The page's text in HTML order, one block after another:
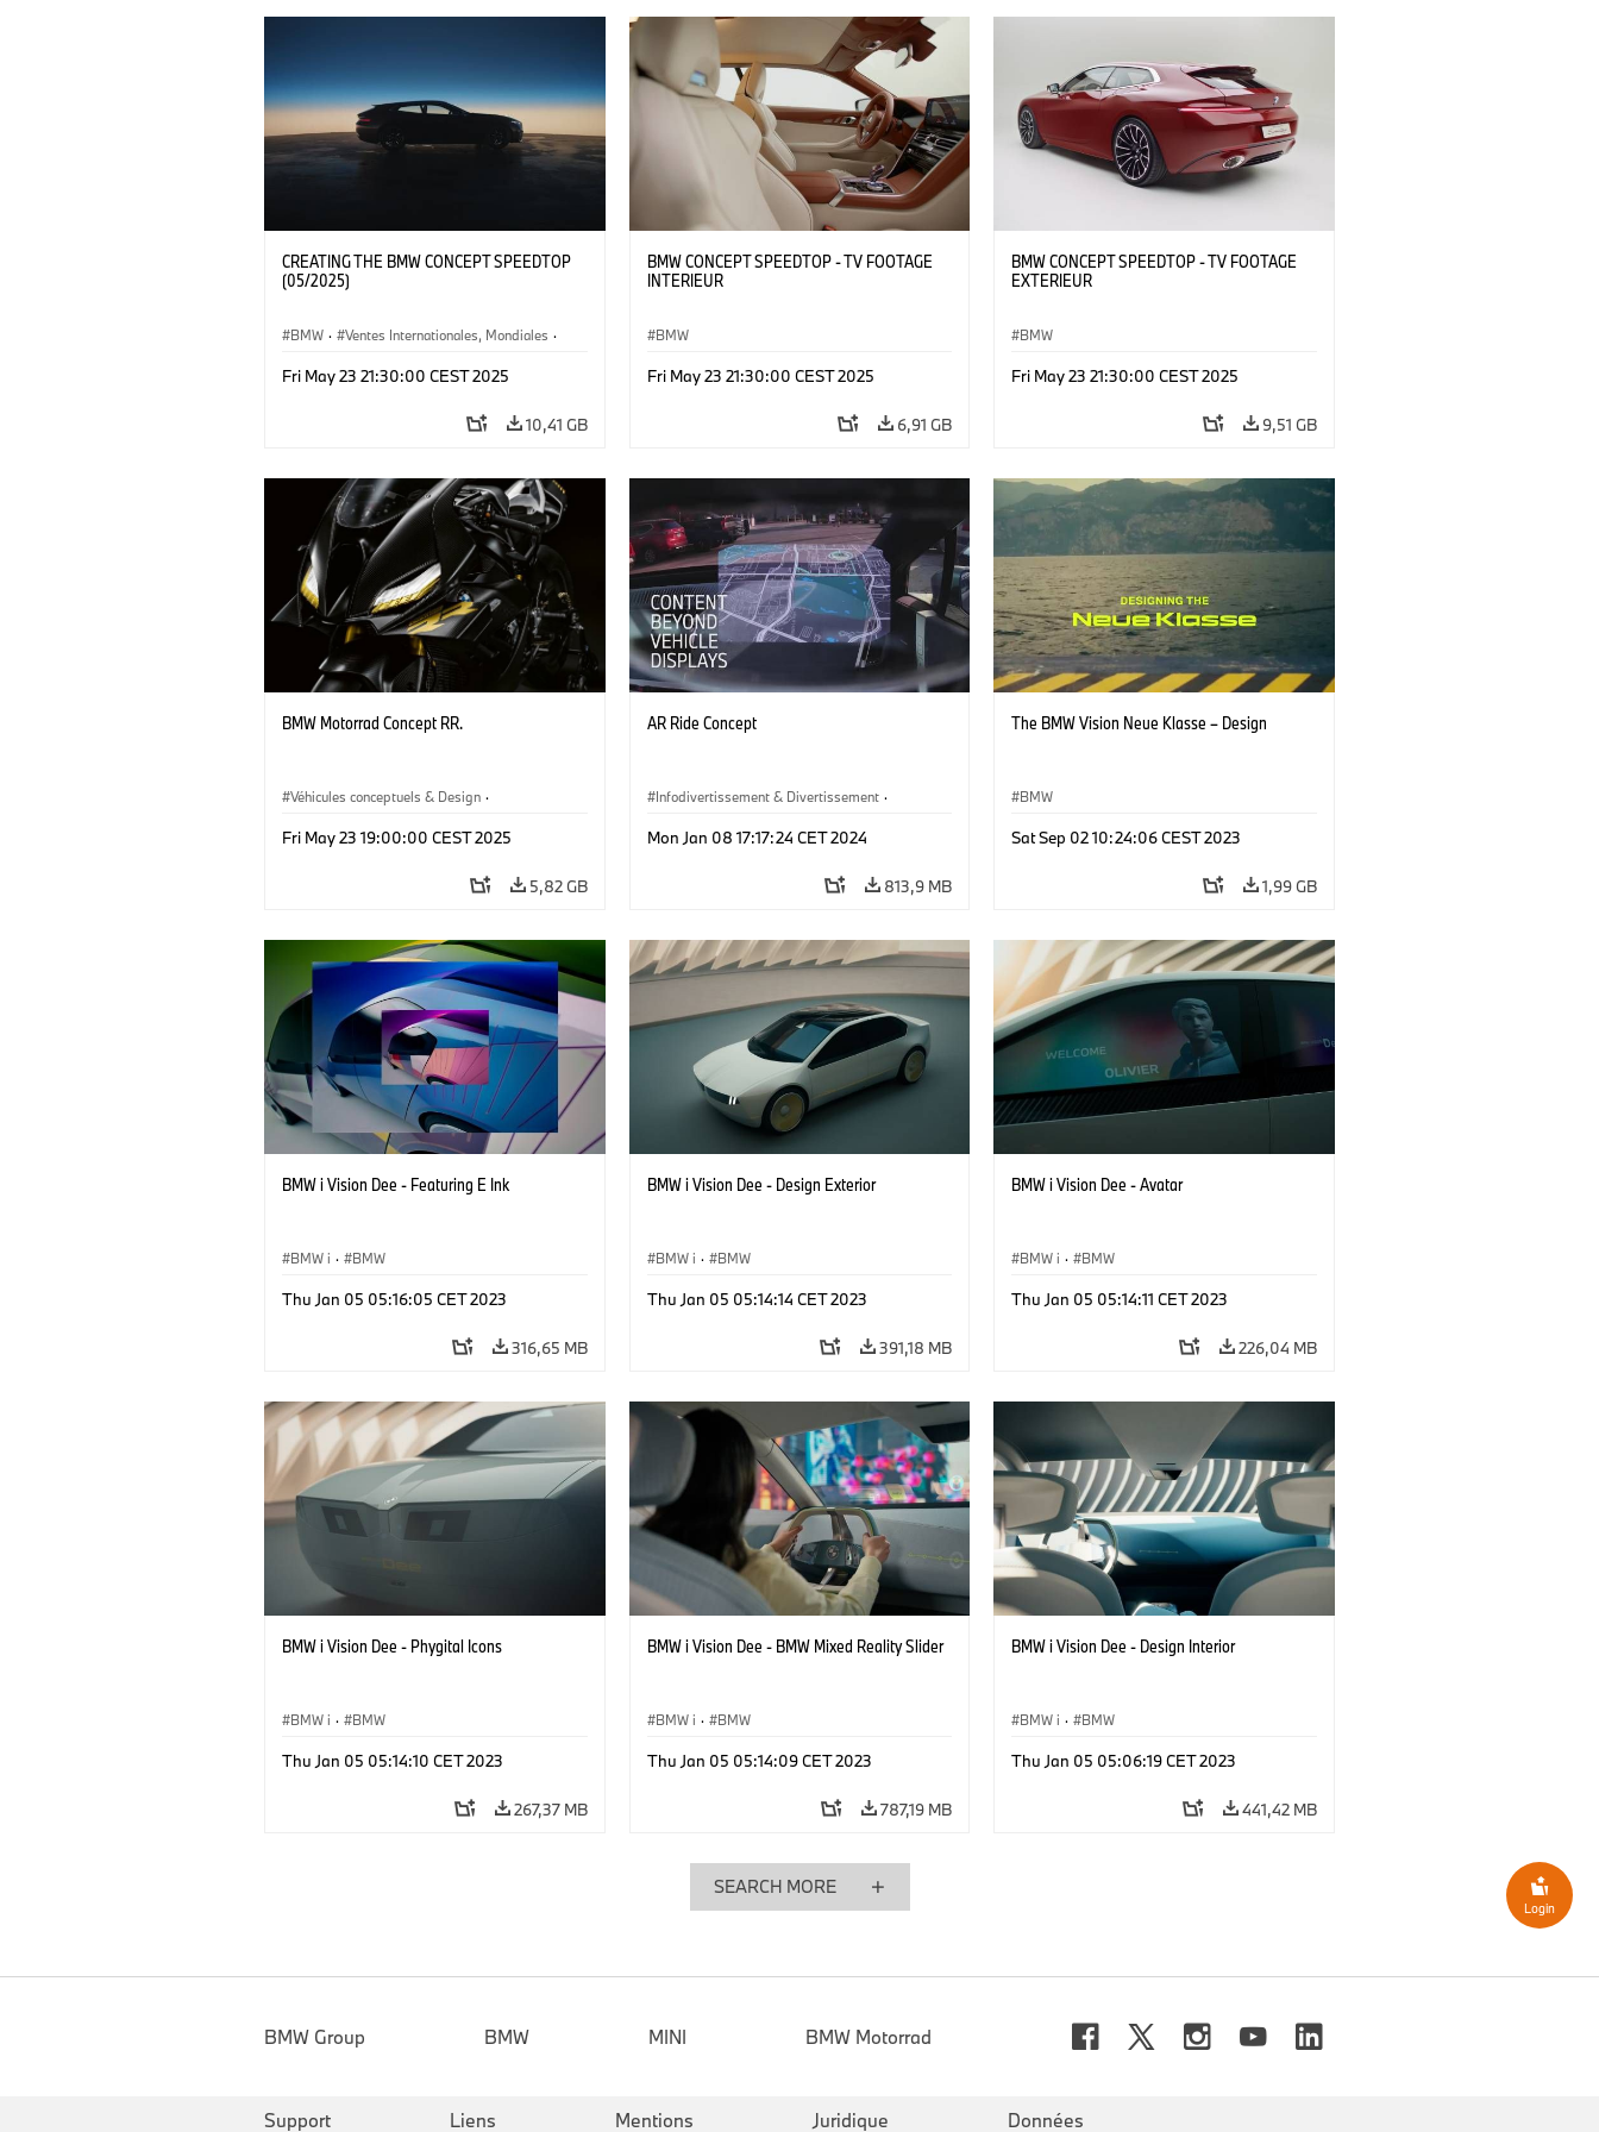
CREATING THE BMW CONCEPT SPEEDTOP
(05/2025)
BMW · Ventes Internationales, Mondiales ·
Fri May 23 21:30:00 CEST 2025
10,41 GB
BMW CONCEPT SPEEDTOP - TV FOOTAGE
INTERIEUR
BMW
Fri May 23 21:30:00 CEST 2025
6,91 GB
BMW CONCEPT SPEEDTOP - TV FOOTAGE
EXTERIEUR
BMW
Fri May 23 21:30:00 CEST 2025
9,51 GB
BMW Motorrad Concept RR.
Véhicules conceptuels & Design ·
Véhicules conceptuels & Design
Fri May 23 19:00:00 CEST 2025
5,82 GB
AR Ride Concept
Infodivertissement & Divertissement ·
BMW ConnectedDrive
Mon Jan 08 17:17:24 CET 2024
813,9 MB
The BMW Vision Neue Klasse – Design
BMW
Sat Sep 02 10:24:06 CEST 2023
1,99 GB
BMW i Vision Dee - Featuring E Ink
BMW i · BMW
Thu Jan 05 05:16:05 CET 2023
316,65 MB
BMW i Vision Dee - Design Exterior
BMW i · BMW
Thu Jan 05 05:14:14 CET 2023
391,18 MB
BMW i Vision Dee - Avatar
BMW i · BMW
Thu Jan 05 05:14:11 CET 2023
226,04 MB
BMW i Vision Dee - Phygital Icons
BMW i · BMW
Thu Jan 05 05:14:10 CET 2023
267,37 MB
BMW i Vision Dee - BMW Mixed Reality Slider
BMW i · BMW
Thu Jan 05 05:14:09 CET 2023
787,19 MB
BMW i Vision Dee - Design Interior
BMW i · BMW
Thu Jan 05 05:06:19 CET 2023
441,42 MB
SEARCH MORE
BMW Group BMW MINI BMW Motorrad
Support Liens Mentions Juridique Données
Login